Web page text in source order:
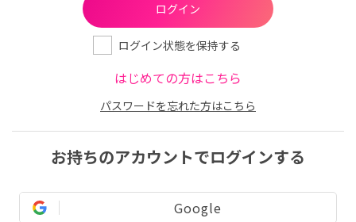
ログイン状態を保持する
はじめての方はこちら
パスワードを忘れた方はこちら
お持ちのアカウントでログインする
Google